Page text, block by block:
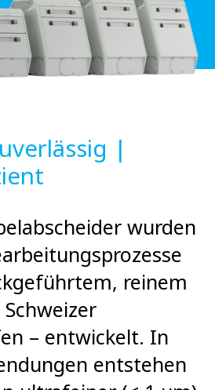
|
wurden
reinem
– entwickelt. In
entstehen